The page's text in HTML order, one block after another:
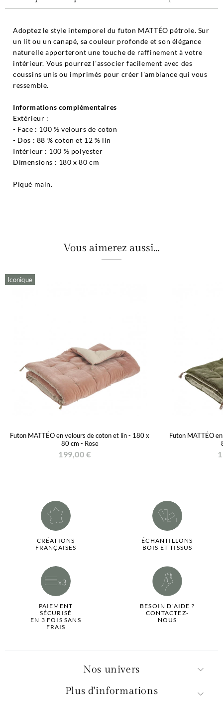
Adoptez le style intemporel du futon MATTÉO pétrole. Sur
un lit ou un canapé, sa couleur profonde et son élégance
naturelle apporteront une touche de raffinement à votre
intérieur. Vous pourrez l'associer facilement avec des
coussins unis ou imprimés pour créer l'ambiance qui vous
ressemble.
Informations complémentaires
Extérieur :
- Face : 100 % velours de coton
- Dos : 88 % coton et 12 % lin
Intérieur : 100 % polyester
Dimensions : 180 x 80 cm
Piqué main.
Vous aimerez aussi...
Iconique
Futon MATTÉO en velours de coton et lin - 180 x
80 cm - Rose
199,00 €
Futon MATTÉO
CRÉATIONS
FRANÇAISES
ÉCHANTILLONS
BOIS ET TISSUS
PAIEMENT
SÉCURISÉ
EN 3 FOIS SANS
FRAIS
BESOIN D'AIDE ?
CONTACTEZ-
NOUS
Nos univers
Plus d'informations